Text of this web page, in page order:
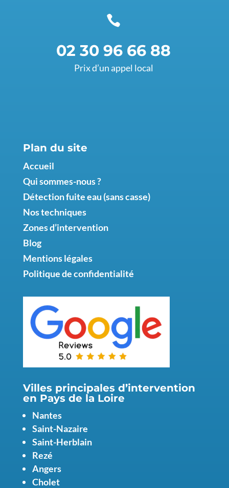

02 30 96 66 88
Prix d’un appel local
Plan du site
Accueil
Qui sommes-nous ?
Détection fuite eau (sans casse)
Nos techniques
Zones d’intervention
Blog
Mentions légales
Politique de confidentialité
Villes principales d’intervention
en Pays de la Loire
Nantes
Saint-Nazaire
Saint-Herblain
Rezé
Angers
Cholet